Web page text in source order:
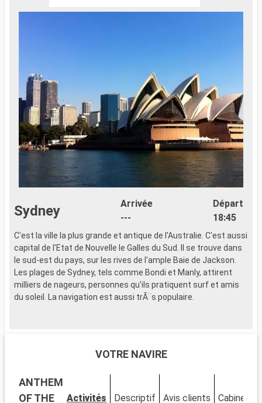
Sydney
Arrivée
---
Départ
18:45
C'est la ville la plus grande et antique de l'Australie. C'est aussi
capital de l'Etat de Nouvelle le Galles du Sud. Il se trouve dans
le sud-est du pays, sur les rives de l'ample Baie de Jackson.
Les plages de Sydney, tels comme Bondi et Manly, attirent
milliers de nageurs, personnes qu'ils pratiquent surf et amis
du soleil. La navigation est aussi trÃ¨s populaire.
VOTRE NAVIRE
ANTHEM
OF THE
Activités Descriptif Avis clients Cabines